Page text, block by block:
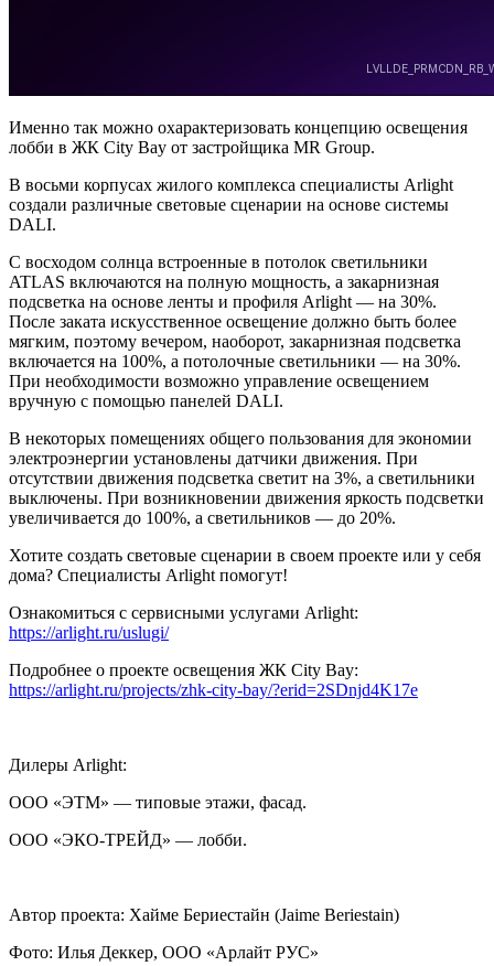
Именно так можно охарактеризовать концепцию освещения
лобби в ЖК City Bay от застройщика MR Group.
В восьми корпусах жилого комплекса специалисты Arlight
создали различные световые сценарии на основе системы
DALI.
С восходом солнца встроенные в потолок светильники
ATLAS включаются на полную мощность, а закарнизная
подсветка на основе ленты и профиля Arlight — на 30%.
После заката искусственное освещение должно быть более
мягким, поэтому вечером, наоборот, закарнизная подсветка
включается на 100%, а потолочные светильники — на 30%.
При необходимости возможно управление освещением
вручную с помощью панелей DALI.
В некоторых помещениях общего пользования для экономии
электроэнергии установлены датчики движения. При
отсутствии движения подсветка светит на 3%, а светильники
выключены. При возникновении движения яркость подсветки
увеличивается до 100%, а светильников — до 20%.
Хотите создать световые сценарии в своем проекте или у себя
дома? Специалисты Arlight помогут!
Ознакомиться с сервисными услугами Arlight:
https://arlight.ru/uslugi/
Подробнее о проекте освещения ЖК City Bay:
https://arlight.ru/projects/zhk-city-bay/?erid=2SDnjd4K17e
Дилеры Arlight:
ООО «ЭТМ» — типовые этажи, фасад.
ООО «ЭКО-ТРЕЙД» — лобби.
Автор проекта: Хайме Бериестайн (Jaime Beriestain)
Фото: Илья Деккер, ООО «Арлайт РУС»